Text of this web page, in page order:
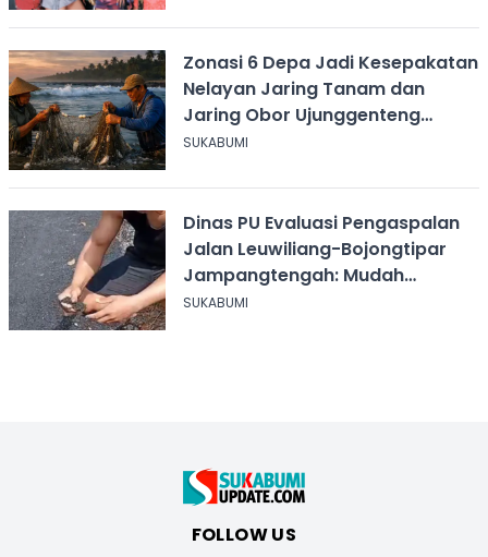
Zonasi 6 Depa Jadi Kesepakatan
Nelayan Jaring Tanam dan
Jaring Obor Ujunggenteng
Sukabumi
SUKABUMI
Dinas PU Evaluasi Pengaspalan
Jalan Leuwiliang-Bojongtipar
Jampangtengah: Mudah
Mengelupas
SUKABUMI
FOLLOW US